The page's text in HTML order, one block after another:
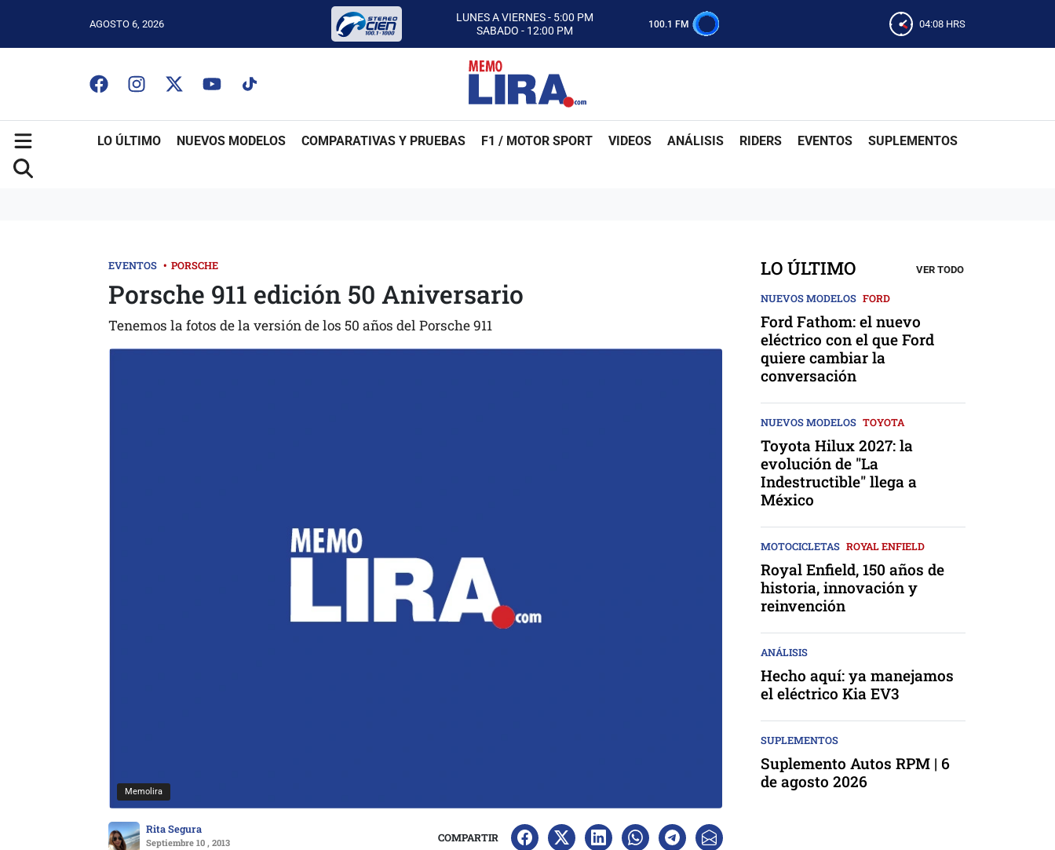
AGOSTO 6, 2026 ESCUCHA AUTOS AL CIEN
CON MEMO LIRA Y SU EQUIPO
ESCUCHA AUTOS AL CIEN
CON MEMO LIRA Y SU EQUIPO
LUNES A VIERNES - 5:00 PM
SABADO - 12:00 PM
100.1 FM 04:08 HRS
LO ÚLTIMO NUEVOS MODELOS COMPARATIVAS Y PRUEBAS F1 / MOTOR SPORT VIDEOS ANÁLISIS RIDERS EVENTOS SUPLEMENTOS
EVENTOS • PORSCHE
Porsche 911 edición 50 Aniversario
Tenemos la fotos de la versión de los 50 años del Porsche 911
Memolira
Rita Segura
Septiembre 10 , 2013 COMPARTIR
LO ÚLTIMO VER TODO
NUEVOS MODELOS FORD
Ford Fathom: el nuevo
eléctrico con el que Ford
quiere cambiar la
conversación
NUEVOS MODELOS TOYOTA
Toyota Hilux 2027: la
evolución de "La
Indestructible" llega a
México
MOTOCICLETAS ROYAL ENFIELD
Royal Enfield, 150 años de
historia, innovación y
reinvención
ANÁLISIS
Hecho aquí: ya manejamos
el eléctrico Kia EV3
SUPLEMENTOS
Suplemento Autos RPM | 6
de agosto 2026